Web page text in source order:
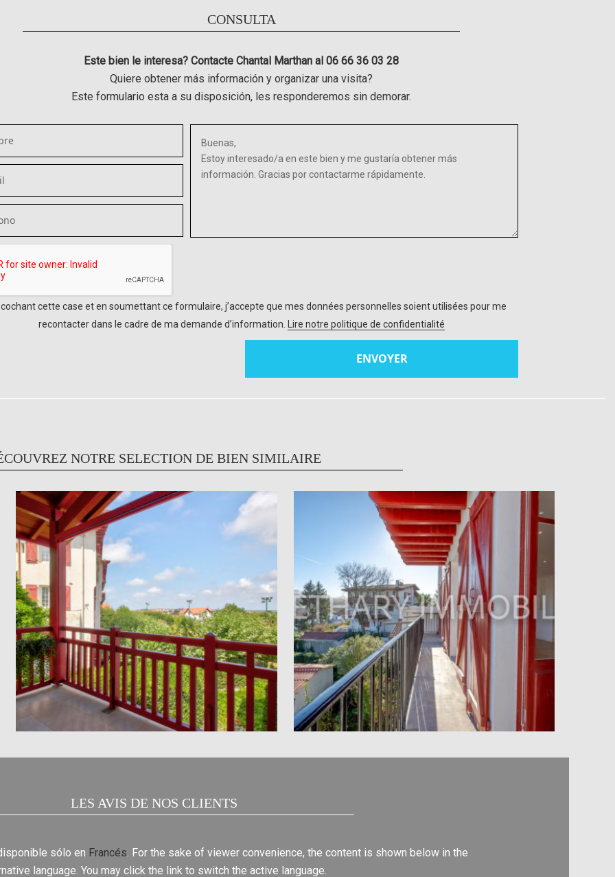
CONSULTA
Este bien le interesa? Contacte Chantal Marthan al 06 66 36 03 28
Quiere obtener más información y organizar una visita?
Este formulario esta a su disposición, les responderemos sin demorar.
cochant cette case et en soumettant ce formulaire, j’accepte que mes données personnelles soient utilisées pour me
recontacter dans le cadre de ma demande d’information.
Lire notre politique de confidentialité
NOTRE SELECTION DE BIEN SIMILAIRE
LES AVIS DE NOS CLIENTS
sólo en Francés . For the sake of viewer convenience, the content is shown below in the
language. You may click the link to switch the active language.